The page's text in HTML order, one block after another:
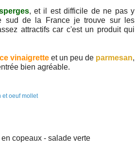
, et il est difficile de ne pas y
sud de la France je trouve sur les
attractifs car c'est un produit qui
vinaigrette et un peu de parmesan,
bien agréable.
copeaux - salade verte